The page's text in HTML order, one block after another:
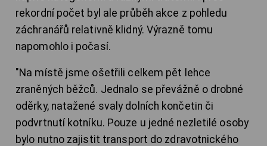
rekordní počet byl ale průběh akce z pohledu
záchranářů relativně klidný. Výrazně tomu
napomohlo i počasí.
"Na místě jsme ošetřili celkem pět lehce
zraněných běžců. Jednalo se převážně o drobné
oděrky, natažené svaly dolních končetin či
podvrtnutí kotníku. Pouze u jedné nezletilé osoby
bylo nutno zajistit transport do zdravotnického